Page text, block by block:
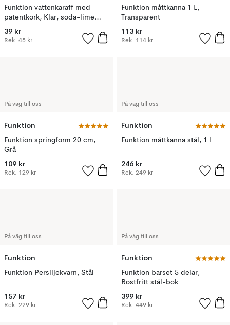
Funktion vattenkaraff med
patentkork, Klar, soda-lime
glas, 0,5 L
39 kr
Rek. 45 kr
Funktion måttkanna 1 L,
Transparent
113 kr
Rek. 114 kr
På väg till oss
Funktion
Funktion springform 20 cm,
Grå
109 kr
Rek. 129 kr
På väg till oss
Funktion
Funktion måttkanna stål, 1 l
246 kr
Rek. 249 kr
På väg till oss
Funktion
Funktion Persiljekvarn, Stål
157 kr
Rek. 229 kr
På väg till oss
Funktion
Funktion barset 5 delar,
Rostfritt stål-bok
399 kr
Rek. 449 kr